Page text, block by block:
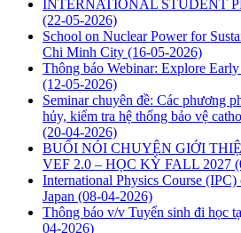
INTERNATIONAL STUDENT
(22-05-2026)
School on Nuclear Power for
Chi Minh City (16-05-2026)
Thông báo Webinar: Explore
(12-05-2026)
Seminar chuyên đề: Các phương
hủy, kiểm tra hệ thống bảo vệ
(20-04-2026)
BUỔI NÓI CHUYỆN GIỚI
VEF 2.0 – HỌC KỲ FALL 2027
International Physics Course
Japan (08-04-2026)
Thông báo v/v Tuyển sinh đi học
04-2026)